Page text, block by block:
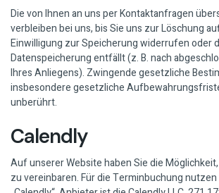
Die von Ihnen an uns per Kontaktanfragen
verbleiben bei uns, bis Sie uns zur Löschung
Einwilligung zur Speicherung widerrufen oder
Datenspeicherung entfällt (z. B. nach
Ihres Anliegens). Zwingende gesetzliche
insbesondere gesetzliche
unberührt.
Calendly
Auf unserer Website haben Sie die
zu vereinbaren. Für die Terminbuchung nutzen